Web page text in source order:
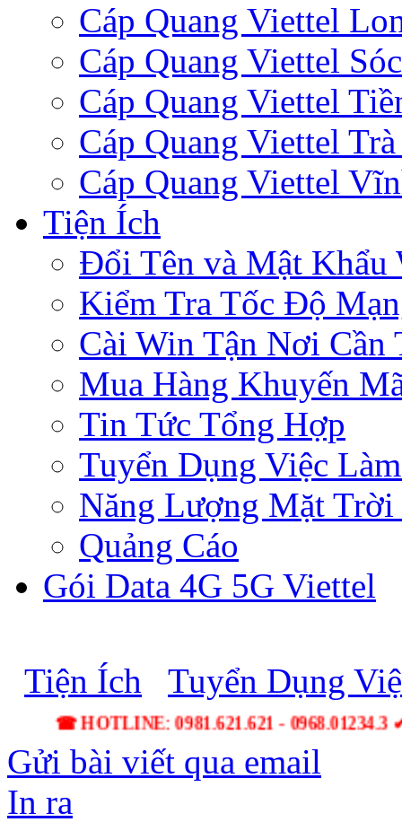
Cáp Quang Viettel
Cáp Quang Viettel
Cáp Quang Viettel
Cáp Quang Viettel
Cáp Quang Viettel
Tiện Ích
Đổi Tên và Mật Khẩu
Kiểm Tra Tốc Độ
Cài Win Tận Nơi Cần
Mua Hàng Khuyến
Tin Tức Tổng Hợp
Tuyển Dụng Việc
Năng Lượng Mặt
Quảng Cáo
Gói Data 4G 5G Viettel
Tiện Ích Tuyển Dụng
☎ HOTLINE: 0981.621.621 - 0968.01234.3 ✔
Gửi bài viết qua email
In ra